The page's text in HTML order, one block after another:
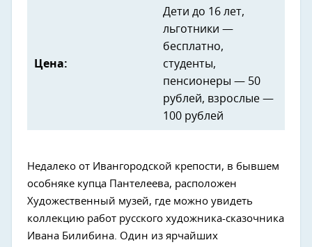
Цена:
Дети до 16 лет,
льготники —
бесплатно,
студенты,
пенсионеры — 50
рублей, взрослые —
100 рублей
Недалеко от Ивангородской крепости, в бывшем
особняке купца Пантелеева, расположен
Художественный музей, где можно увидеть
коллекцию работ русского художника-сказочника
Ивана Билибина. Один из ярчайших